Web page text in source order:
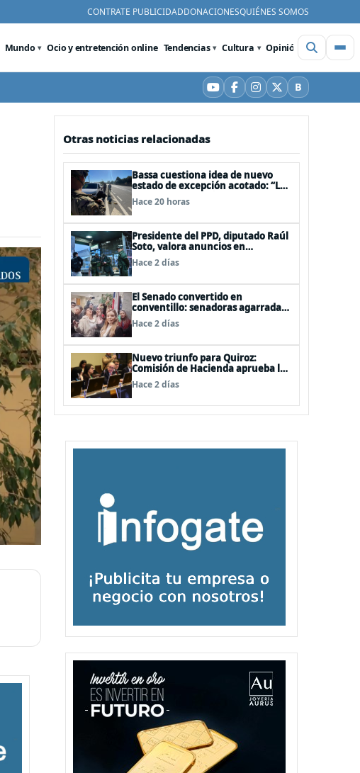
CONTRATE PUBLICIDADDONACIONESQUIÉNES SOMOS
Mundo Ocio y entretención online Tendencias Cultura Opinión Videos
YouTube
Facebook
Instagram
X BBluesky
Otras noticias relacionadas
Bassa cuestiona idea de nuevo
estado de excepción acotado: “Las
FFAA no son policías”
Hace 20 horas
Presidente del PPD, diputado Raúl
Soto, valora anuncios en
seguridad pero advierte ausencia
clave: alzamiento del secreto
Hace 2 días
El Senado convertido en
conventillo: senadoras agarradas
de las mechas
Hace 2 días
Nuevo triunfo para Quiroz:
Comisión de Hacienda aprueba los
vetos a la Megarreforma
Hace 2 días